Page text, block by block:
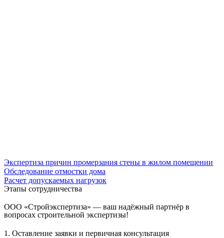
Экспертиза причин промерзания стены в жилом помещении
Обследование отмостки дома
Расчет допускаемых нагрузок
Этапы сотрудничества
ООО «Стройэкспертиза» — ваш надёжный партнёр в
вопросах строительной экспертизы!
1. Оставление заявки и первичная консультация